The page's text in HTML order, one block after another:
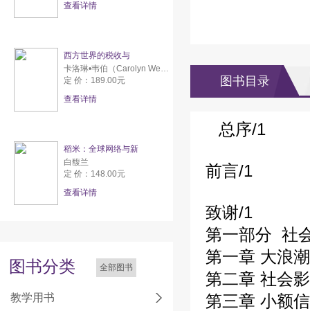
查看详情
西方世界的税收与
卡洛琳•韦伯（Carolyn Webber） 亚伦•威尔达夫斯基（Aaron Wildavsky）
定 价：189.00元
查看详情
稻米：全球网络与新
白馥兰
定 价：148.00元
查看详情
图书分类 全部图书
教学用书
图书目录
总序/1
前言/1
致谢/1
第一部分 社
第一章 大浪潮
第二章 社会
第三章 小额